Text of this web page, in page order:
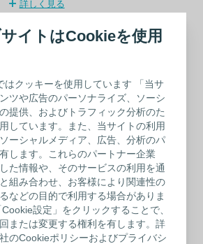
イトはCookieを使用
はクッキーを使用しています 「当サ
ツや広告のパーソナライズ、ソーシ
提供、およびトラフィック分析のた
しています。また、当サイトの利用
ーシャルメディア、広告、分析のパ
します。これらのパートナー企業
た情報や、そのサービスの利用を通
組み合わせ、お客様により関連性の
などの目的で利用する場合がありま
設定」をクリックすることで、
または変更する権利を有します。詳
のCookieポリシーおよびプライバシ
詳しく見る
ス
詳しく見る
援への取り組み ー
社内公募制度
詳しく見る